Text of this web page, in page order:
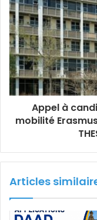
Appel à
mobilité
Articles